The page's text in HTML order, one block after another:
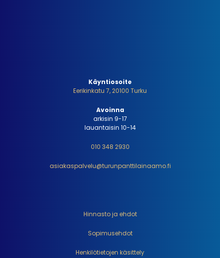
Käyntiosoite
Eerikinkatu 7, 20100 Turku
Avoinna
arkisin 9-17
lauantaisin 10-14
010 348 2930
asiakaspalvelu@turunpanttilainaamo.fi
Hinnasto ja ehdot
Sopimusehdot
Henkilötietojen käsittely